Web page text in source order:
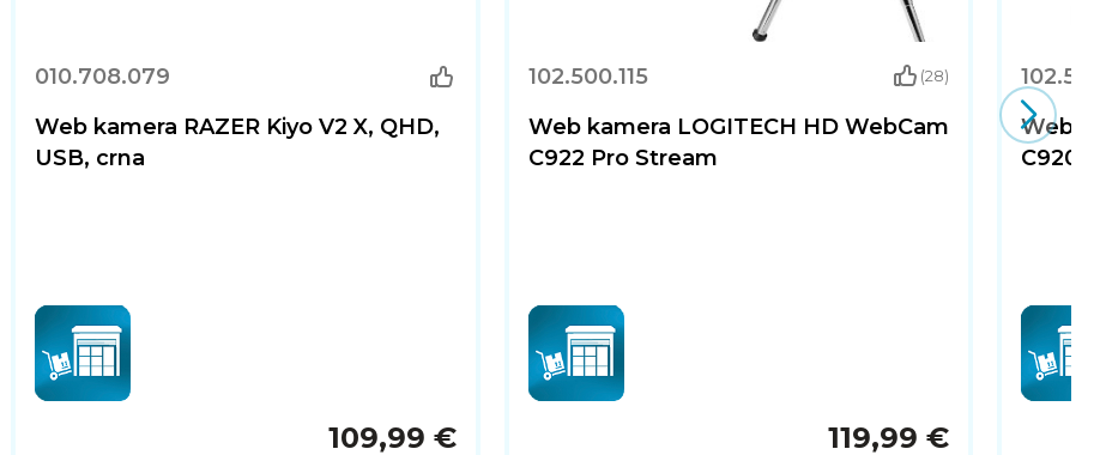
010.708.079
Web kamera RAZER Kiyo V2 X, QHD,
USB, crna
109,99 €
102.500.115 (28)
Web kamera LOGITECH HD WebCam
C922 Pro Stream
119,99 €
Web
C920S